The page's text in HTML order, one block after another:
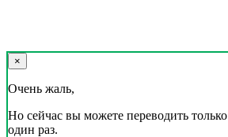
×
Очень жаль,
Но сейчас вы можете переводить только
один раз.